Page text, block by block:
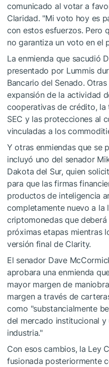
comunicado al votar a
Claridad. "Mi voto hoy es
con estos esfuerzos. Pero
no garantiza un voto en el
La enmienda que sacudió
presentado por Lummis
Bancario del Senado.
expansión de la actividad
cooperativas de crédito,
SEC y las protecciones al
vinculadas a los
Y otras enmiendas que se
incluyó uno del senador
Dakota del Sur, quien
para que las firmas
productos de inteligencia
completamente nuevo a la
criptomonedas que
próximas etapas mientras
versión final de Clarity.
El senador Dave
aprobara una enmienda
mayor margen de
margen a través de
como "substancialmente
del mercado institucional
industria."
Con esos cambios, la Ley
fusionada posteriormente